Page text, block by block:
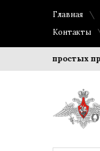
Главная
Контакты
простых